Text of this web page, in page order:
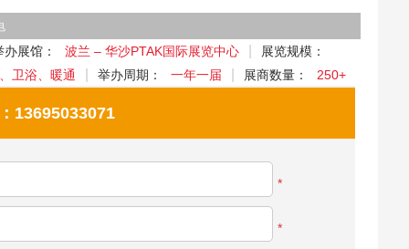
办展馆： 波兰 – 华沙PTAK国际展览中心
展览规模：
卫浴、暖通
举办周期： 一年一届 展商数量： 250+
13695033071
*
*